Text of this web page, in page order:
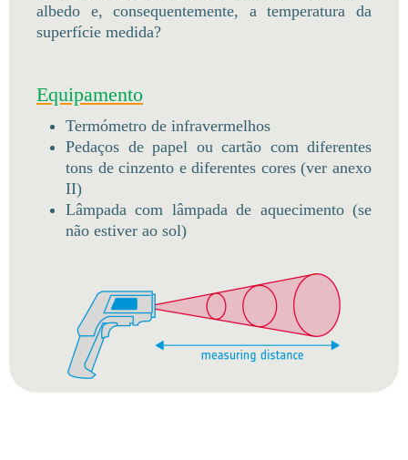
albedo e, consequentemente, a temperatura da
superfície medida?
Equipamento
Termómetro de infravermelhos
Pedaços de papel ou cartão com diferentes
tons de cinzento e diferentes cores (ver anexo
II)
Lâmpada com lâmpada de aquecimento (se
não estiver ao sol)